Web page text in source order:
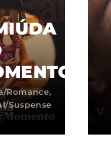
Romance
Suspense
fechar